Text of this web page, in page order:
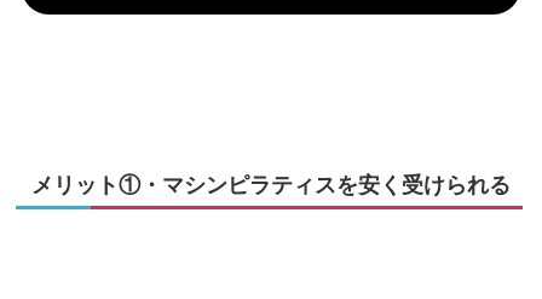
メリット①・マシンピラティスを安く受けられる